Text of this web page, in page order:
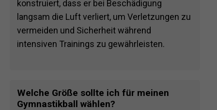
konstruiert, dass er bei Beschädigung
langsam die Luft verliert, um Verletzungen zu
vermeiden und Sicherheit während
intensiven Trainings zu gewährleisten.
Welche Größe sollte ich für meinen
Gymnastikball wählen?